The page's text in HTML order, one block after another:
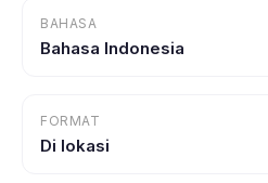
BAHASA
Bahasa Indonesia
FORMAT
Di lokasi